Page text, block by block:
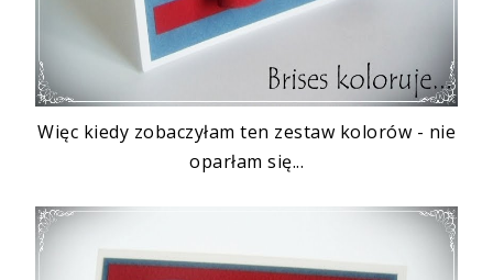
Więc kiedy zobaczyłam ten zestaw kolorów - nie
oparłam się...